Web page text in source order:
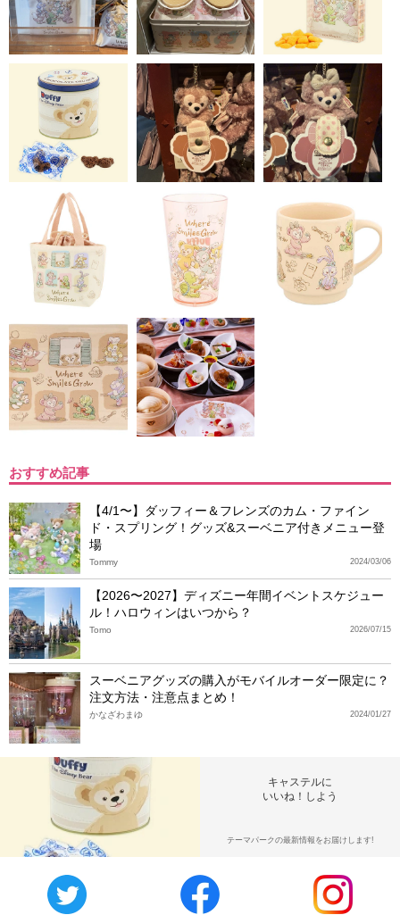
おすすめ記事
【4/1〜】ダッフィー＆フレンズのカム・ファイン
ド・スプリング！グッズ&スーベニア付きメニュー登
場
2024/03/06
Tommy
【2026〜2027】ディズニー年間イベントスケジュー
ル！ハロウィンはいつから？
2026/07/15
Tomo
スーベニアグッズの購入がモバイルオーダー限定に？
注文方法・注意点まとめ！
2024/01/27
かなざわまゆ
キャステルに
いいね！しよう
テーマパークの最新情報をお届けします!